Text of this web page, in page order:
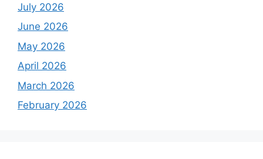
July 2026
June 2026
May 2026
April 2026
March 2026
February 2026